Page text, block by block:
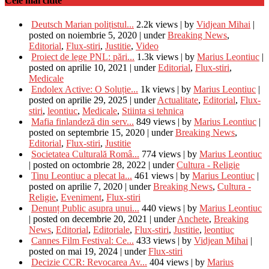
Deutsch Marian polițistul... 2.2k views | by Vidjean Mihai |
posted on noiembrie 5, 2020 | underBreaking News,
Editorial, Flux-stiri, Justitie, Video
Proiect de lege PNL: pări... 1.3k views | by Marius Leontiuc |
posted on aprilie 10, 2021 | underEditorial, Flux-stiri,
Medicale
Endolex Active: O Soluție... 1k views | by Marius Leontiuc |
posted on aprilie 29, 2025 | underActualitate, Editorial, Flux-
stiri, leontiuc, Medicale, Stiinta si tehnica
Mafia finlandeză din serv... 849 views | by Marius Leontiuc |
posted on septembrie 15, 2020 | underBreaking News,
Editorial, Flux-stiri, Justitie
Societatea Culturală Româ... 774 views | by Marius Leontiuc
| posted on octombrie 28, 2022 | underCultura - Religie
Tinu Leontiuc a plecat la... 461 views | by Marius Leontiuc |
posted on aprilie 7, 2020 | underBreaking News, Cultura -
Religie, Eveniment, Flux-stiri
Denunț Public asupra unui... 440 views | by Marius Leontiuc
| posted on decembrie 20, 2021 | underAnchete, Breaking
News, Editorial, Editoriale, Flux-stiri, Justitie, leontiuc
Cannes Film Festival: Ce... 433 views | by Vidjean Mihai |
posted on mai 19, 2024 | underFlux-stiri
Decizie CCR: Revocarea Av... 404 views | by Marius